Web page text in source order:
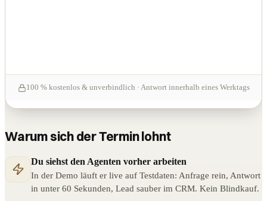
Warum sich der Termin lohnt
Du siehst den Agenten vorher arbeiten
In der Demo läuft er live auf Testdaten: Anfrage rein, Antwort
in unter 60 Sekunden, Lead sauber im CRM. Kein Blindkauf.
100 % kostenlos & unverbindlich · Antwort innerhalb eines Werktags